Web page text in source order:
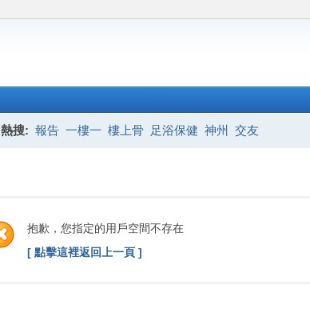
熱搜: 報告 一樓一 樓上骨 足浴保健 神州 交友
抱歉，您指定的用戶空間不存在
[ 點擊這裡返回上一頁 ]